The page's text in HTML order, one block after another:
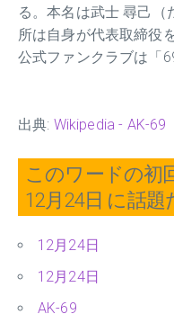
る。本名は武士 尋己（
所は自身が代表取締役
公式ファンクラブは「
出典: Wikipedia - AK-69
このワードの初
12月24日 に話題
12月24日
12月24日
AK-69